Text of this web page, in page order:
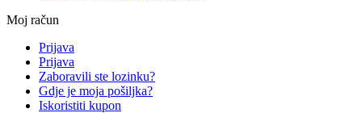
Moj račun
Prijava
Prijava
Zaboravili ste lozinku?
Gdje je moja pošiljka?
Iskoristiti kupon